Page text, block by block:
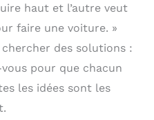
haut et l’autre veut
faire une voiture. »
des solutions :
pour que chacun
les idées sont les